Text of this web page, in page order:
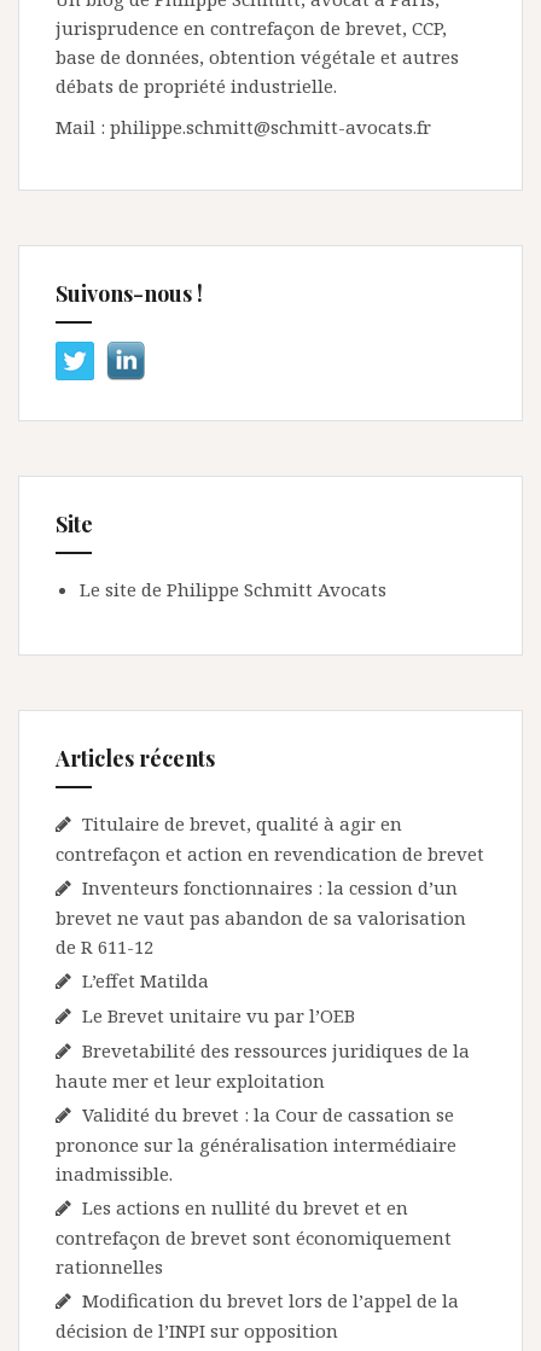
jurisprudence en contrefaçon de brevet, CCP,
base de données, obtention végétale et autres
débats de propriété industrielle.
Mail : philippe.schmitt@schmitt-avocats.fr
Suivons-nous !
Site
Le site de Philippe Schmitt Avocats
Articles récents
Titulaire de brevet, qualité à agir en
contrefaçon et action en revendication de brevet
Inventeurs fonctionnaires : la cession d’un
brevet ne vaut pas abandon de sa valorisation
de R 611-12
L’effet Matilda
Le Brevet unitaire vu par l’OEB
Brevetabilité des ressources juridiques de la
haute mer et leur exploitation
Validité du brevet : la Cour de cassation se
prononce sur la généralisation intermédiaire
inadmissible.
Les actions en nullité du brevet et en
contrefaçon de brevet sont économiquement
rationnelles
Modification du brevet lors de l’appel de la
décision de l’INPI sur opposition